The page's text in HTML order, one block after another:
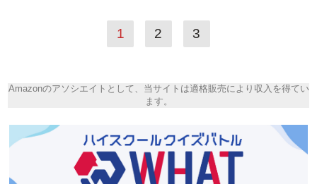
1 2 3
Amazonのアソシエイトとして、当サイトは適格販売により収入を得てい
ます。